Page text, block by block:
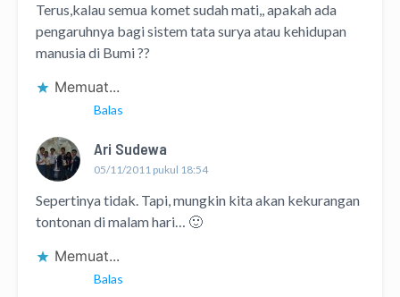
Terus,kalau semua komet sudah mati,, apakah ada
pengaruhnya bagi sistem tata surya atau kehidupan
manusia di Bumi ??
Memuat...
Balas
Ari Sudewa
05/11/2011 pukul 18:54
Sepertinya tidak. Tapi, mungkin kita akan kekurangan
tontonan di malam hari… 🙂
Memuat...
Balas